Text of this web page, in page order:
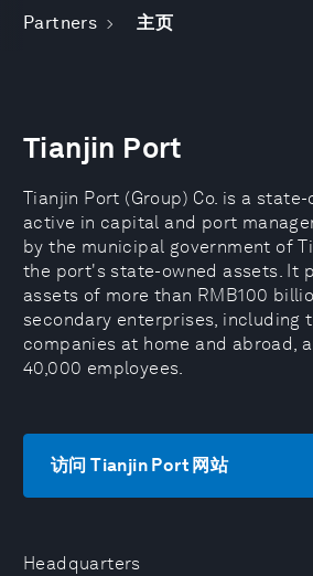
Partners 主页
Headquarters
Tianjin Port
Tianjin Port (Group) Co. is a
active in capital and port
by the municipal government of
the port's state-owned assets. It
assets of more than RMB100
secondary enterprises, including
companies at home and abroad,
40,000 employees.
访问 Tianjin Port 网站